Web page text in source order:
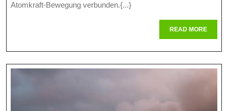
Atomkraft-Bewegung verbunden.{...}
READ MOREREAD
MORE